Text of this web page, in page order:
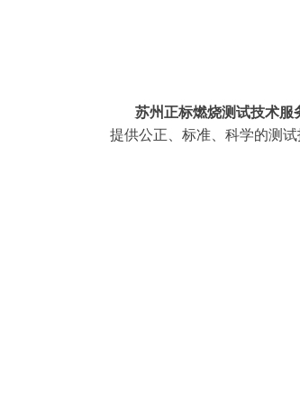
苏州正标燃烧测试技术服
提供公正、标准、科学的测试